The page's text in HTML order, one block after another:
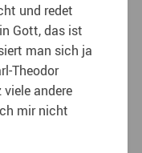
und redet
Gott, das ist
man sich ja
Theodor
viele andere
mir nicht